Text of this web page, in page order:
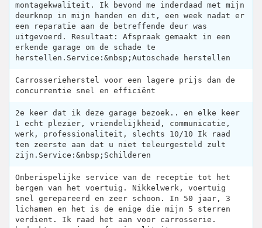
montagekwaliteit. Ik bevond me inderdaad met mijn
deurknop in mijn handen en dit, een week nadat er
een reparatie aan de betreffende deur was
uitgevoerd. Resultaat: Afspraak gemaakt in een
erkende garage om de schade te
herstellen.Service:&nbsp;Autoschade herstellen
Carrosserieherstel voor een lagere prijs dan de
concurrentie snel en efficiënt
2e keer dat ik deze garage bezoek.. en elke keer
1 echt plezier, vriendelijkheid, communicatie,
werk, professionaliteit, slechts 10/10 Ik raad
ten zeerste aan dat u niet teleurgesteld zult
zijn.Service:&nbsp;Schilderen
Onberispelijke service van de receptie tot het
bergen van het voertuig. Nikkelwerk, voertuig
snel gerepareerd en zeer schoon. In 50 jaar, 3
lichamen en het is de enige die mijn 5 sterren
verdient. Ik raad het aan voor carrosserie.